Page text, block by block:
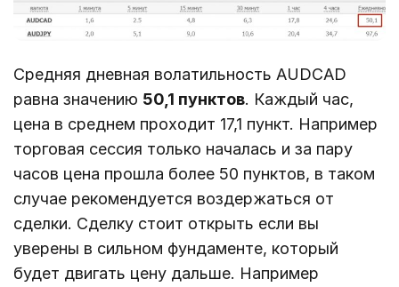
Средняя дневная волатильность AUDCAD
равна значению 50,1 пунктов. Каждый час,
цена в среднем проходит 17,1 пункт. Например
торговая сессия только началась и за пару
часов цена прошла более 50 пунктов, в таком
случае рекомендуется воздержаться от
сделки. Сделку стоит открыть если вы
уверены в сильном фундаменте, который
будет двигать цену дальше. Например